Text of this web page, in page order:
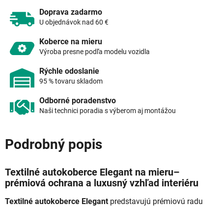
Doprava zadarmo
U objednávok nad 60 €
Koberce na mieru
Výroba presne podľa modelu vozidla
Rýchle odoslanie
95 % tovaru skladom
Odborné poradenstvo
Naši technici poradia s výberom aj montážou
Podrobný popis
Textilné autokoberce Elegant na mieru–
prémiová ochrana a luxusný vzhľad interiéru
Textilné autokoberce Elegant predstavujú prémiovú radu